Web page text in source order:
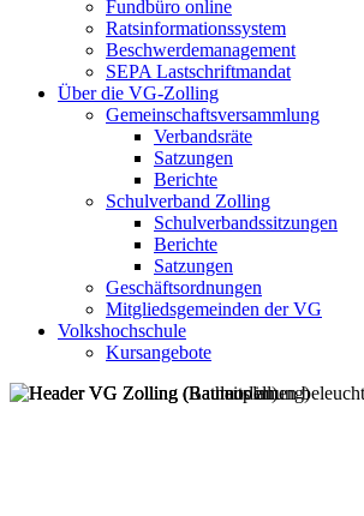
Fundbüro online
Ratsinformationssystem
Beschwerdemanagement
SEPA Lastschriftmandat
Über die VG-Zolling
Gemeinschaftsversammlung
Verbandsräte
Satzungen
Berichte
Schulverband Zolling
Schulverbandssitzungen
Berichte
Satzungen
Geschäftsordnungen
Mitgliedsgemeinden der VG
Volkshochschule
Kursangebote